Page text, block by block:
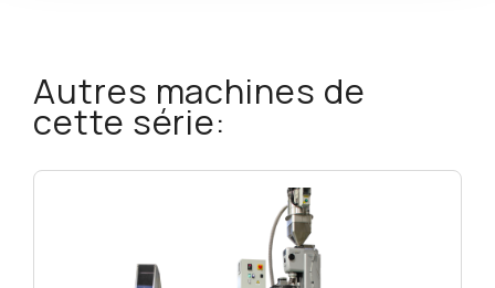
Autres machines de
cette série: